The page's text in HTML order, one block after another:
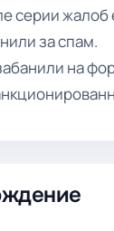
серии жалоб
за спам.
на